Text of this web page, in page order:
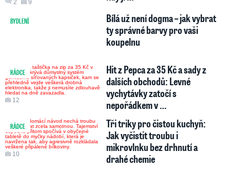
2 9
BYDLENÍ
1
Bílá už není dogma – jak vybrat
ty správné barvy pro vaši
koupelnu
RÁDCE
12
Hit z Pepca za 35 Kč a sady z
dalších obchodů: Levné
vychytávky zatočí s
nepořádkem v …
RÁDCE
10
Tři triky pro čistou kuchyň:
Jak vyčistit troubu i
mikrovlnku bez drhnutí a
drahé chemie